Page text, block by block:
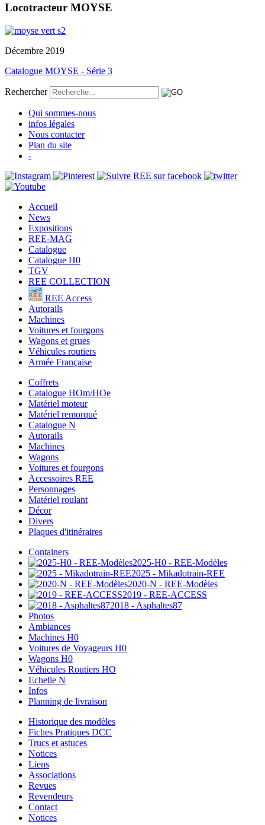
Locotracteur MOYSE
Décembre 2019
Catalogue MOYSE - Série 3
Rechercher
Qui sommes-nous
infos légales
Nous contacter
Plan du site
-
Accueil
News
Expositions
REE-MAG
Catalogue
Catalogue H0
TGV
REE COLLECTION
REE Access
Autorails
Machines
Voitures et fourgons
Wagons et grues
Véhicules routiers
Armée Française
Coffrets
Catalogue HOm/HOe
Matériel moteur
Matériel remorqué
Catalogue N
Autorails
Machines
Wagons
Voitures et fourgons
Accessoires REE
Personnages
Matériel roulant
Décor
Divers
Plaques d'itinéraires
Containers
2025-H0 - REE-Modèles
2025 - Mikadotrain-REE
2020-N - REE-Modèles
2019 - REE-ACCESS
2018 - Asphaltes87
Photos
Ambiances
Machines H0
Voitures de Voyageurs H0
Wagons H0
Véhicules Routiers HO
Echelle N
Infos
Planning de livraison
Historique des modèles
Fiches Pratiques DCC
Trucs et astuces
Notices
Liens
Associations
Revues
Revendeurs
Contact
Notices